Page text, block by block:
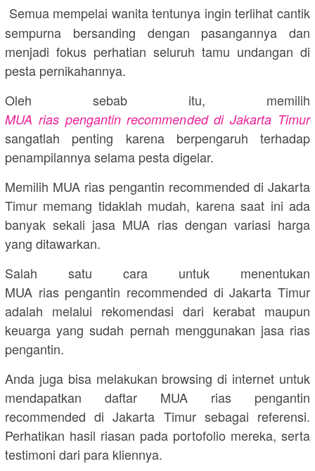
Semua mempelai wanita tentunya ingin terlihat cantik
sempurna bersanding dengan pasangannya dan
menjadi fokus perhatian seluruh tamu undangan di
pesta pernikahannya.
Oleh sebab itu, memilih
MUA rias pengantin recommended di Jakarta Timur
sangatlah penting karena berpengaruh terhadap
penampilannya selama pesta digelar.
Memilih MUA rias pengantin recommended di Jakarta
Timur memang tidaklah mudah, karena saat ini ada
banyak sekali jasa MUA rias dengan variasi harga
yang ditawarkan.
Salah satu cara untuk menentukan
MUA rias pengantin recommended di Jakarta Timur
adalah melalui rekomendasi dari kerabat maupun
keuarga yang sudah pernah menggunakan jasa rias
pengantin.
Anda juga bisa melakukan browsing di internet untuk
mendapatkan daftar MUA rias pengantin
recommended di Jakarta Timur sebagai referensi.
Perhatikan hasil riasan pada portofolio mereka, serta
testimoni dari para kliennya.